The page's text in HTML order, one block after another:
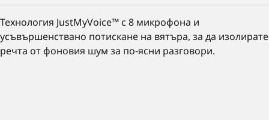
Технология JustMyVoice™ с 8 микрофона и
усъвършенствано потискане на вятъра, за да изолирате
речта от фоновия шум за по-ясни разговори.